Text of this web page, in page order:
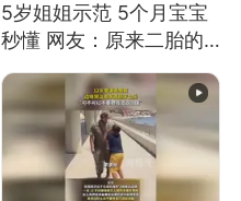
5岁姐姐示范 5个月宝宝
秒懂 网友：原来二胎的